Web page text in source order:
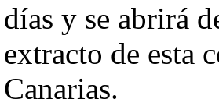
días y se abrirá
extracto de esta
Canarias.